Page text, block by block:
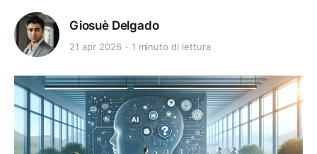
Giosuè Delgado
21 apr 2026 1 minuto di lettura